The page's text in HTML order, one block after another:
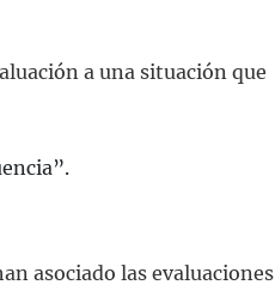
a una situación que
asociado las evaluaciones